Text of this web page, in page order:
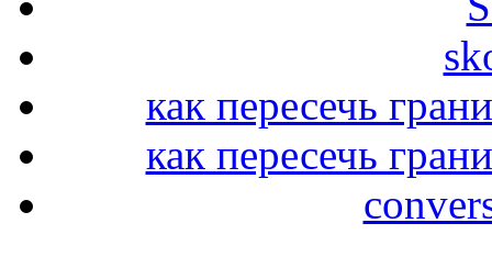
как пересечь
как пересечь